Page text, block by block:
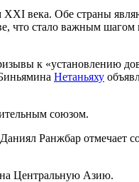
XXI века. Обе страны
что стало важным шагом
к «установлению
Нетаньяху
союзом.
Ранжбар отмечает
на Центральную Азию.